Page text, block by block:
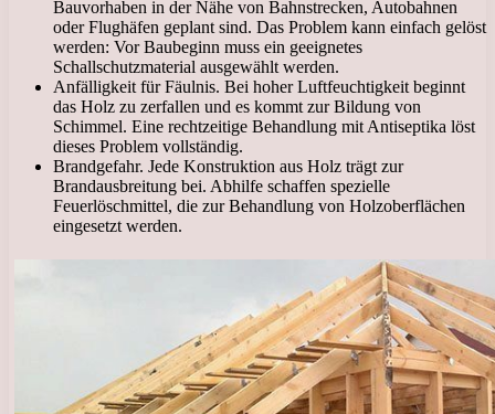
Bauvorhaben in der Nähe von Bahnstrecken, Autobahnen
oder Flughäfen geplant sind. Das Problem kann einfach gelöst
werden: Vor Baubeginn muss ein geeignetes
Schallschutzmaterial ausgewählt werden.
Anfälligkeit für Fäulnis. Bei hoher Luftfeuchtigkeit beginnt
das Holz zu zerfallen und es kommt zur Bildung von
Schimmel. Eine rechtzeitige Behandlung mit Antiseptika löst
dieses Problem vollständig.
Brandgefahr. Jede Konstruktion aus Holz trägt zur
Brandausbreitung bei. Abhilfe schaffen spezielle
Feuerlöschmittel, die zur Behandlung von Holzoberflächen
eingesetzt werden.